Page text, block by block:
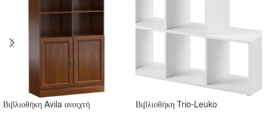
Βιβλιοθήκη Avila ανοιχτή Βιβλιοθήκη Trio-Leuko